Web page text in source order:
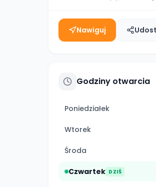
Nawiguj
Godziny otwarcia
Poniedziałek
Wtorek
Środa
Czwartek DZIŚ